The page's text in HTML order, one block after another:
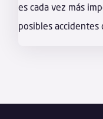
es cada vez más
posibles accidentes